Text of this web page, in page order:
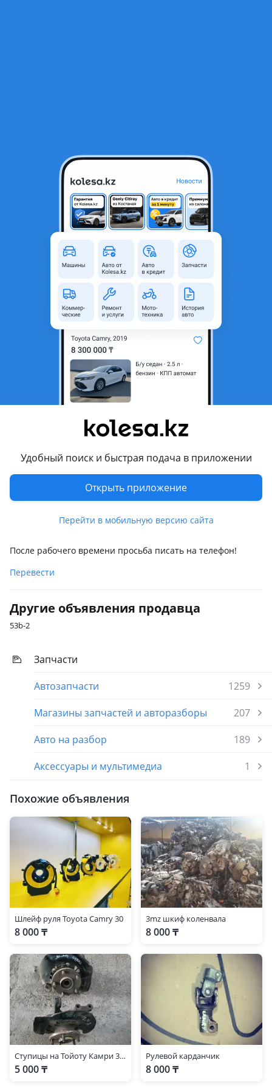
Удобный поиск и быстрая подача в приложении
Открыть приложение
Перейти в мобильную версию сайта
Ветровая панель
Алматы, Алматинская
область
Б/y
Оригинальность
Оригинал
Подходит на авто
Toyota Camry
Комментарий продавца
Ветровая панель Toyota CAMRY XV30-35 2001-2006
TOYOTA CAMRY 30
TOYOTA CAMRY 35
Отправка по РК.
После рабочего времени просьба писать на телефон!
Перевести
Другие объявления продавца
53b-2
Запчасти
Автозапчасти
1259
Магазины запчастей и авторазборы
207
Авто на разбор
189
Аксессуары и мультимедиа
1
Похожие объявления
Шлейф руля Toyota Camry 30
8 000 ₸
3mz шкиф коленвала
8 000 ₸
Ступицы на Тойоту Камри 30 объем 2, 4 л
5 000 ₸
Рулевой карданчик
8 000 ₸